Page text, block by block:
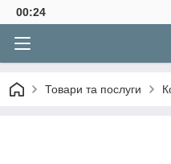
00:24
Товари та послуги